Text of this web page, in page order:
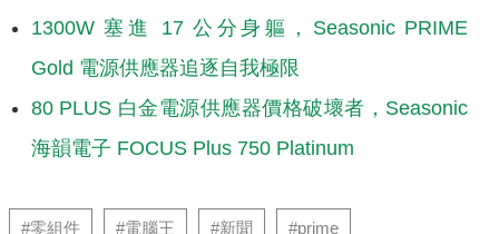
1300W 塞進 17 公分身軀，Seasonic PRIME
Gold 電源供應器追逐自我極限
80 PLUS 白金電源供應器價格破壞者，Seasonic
海韻電子 FOCUS Plus 750 Platinum
#零組件 #電腦王 #新聞 #prime